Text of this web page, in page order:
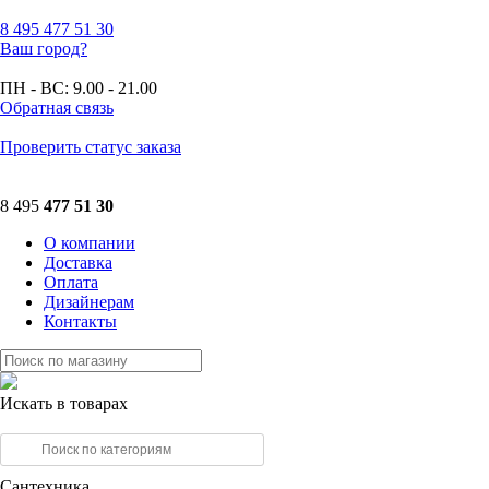
8 495 477 51 30
Ваш город?
ПН - ВС: 9.00 - 21.00
Обратная связь
Проверить статус заказа
8 495 477 51 30
О компании
Доставка
Оплата
Дизайнерам
Контакты
Искать в товарах